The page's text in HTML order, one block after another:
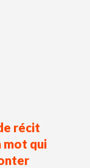
récit
mot qui